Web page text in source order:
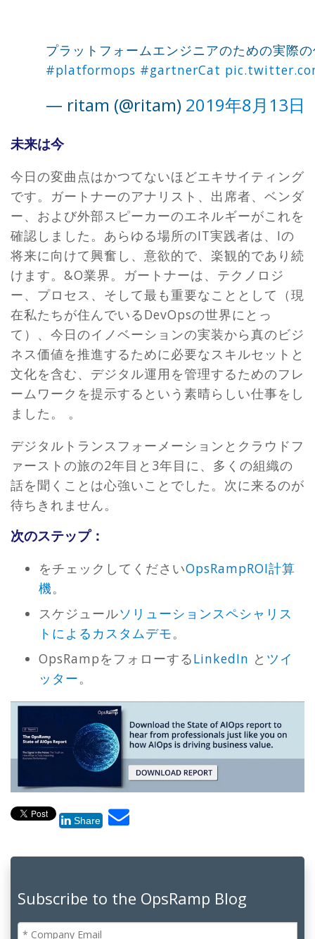
プラットフォームエンジニアのための実際
#platformops #gartnerCat
— ritam (@ritam) 2019年8月13日
未来は今
今日の変曲点はかつてないほどエキサイティング
です。ガートナーのアナリスト、出席者、ベンダ
ー、および外部スピーカーのエネルギーがこれを
確認しました。あらゆる場所のIT実践者は、Iの
将来に向けて興奮し、意欲的で、楽観的であり続
けます。&O業界。ガートナーは、テクノロジ
ー、プロセス、そして最も重要なこととして（現
在私たちが住んでいるDevOpsの世界にとっ
て）、今日のイノベーションの実装から真のビジ
ネス価値を推進するために必要なスキルセットと
文化を含む、デジタル運用を管理するためのフレ
ームワークを提示するという素晴らしい仕事をし
ました。 。
デジタルトランスフォーメーションとクラウドフ
ァーストの旅の2年目と3年目に、多くの組織の
話を聞くことは心強いことでした。次に来るのが
待ちきれません。
次のステップ：
をチェックしてくださいOpsRampROI計算
機。
スケジュールソリューションスペシャリス
トによるカスタムデモ。
OpsRampをフォローするLinkedIn と ツイ
ッター。
Share
Subscribe to the OpsRamp Blog